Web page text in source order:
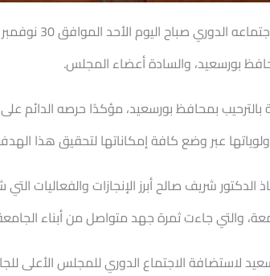
الدوري صباح اليوم الأحد
بورسعيد، والسادة أعضاء المجلس.
بمحافظ بورسعيد، مؤكدًا حرصه
عبر وضع كافة إمكاناتها لتحقيق هذا
والتي جاءت ثمرة جهد متواصل من أبناء
لاستضافة الاجتماع الدوري للمجلس الأعلى